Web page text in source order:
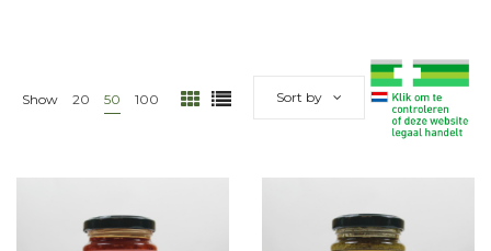
Show 20 50 100 Sort by